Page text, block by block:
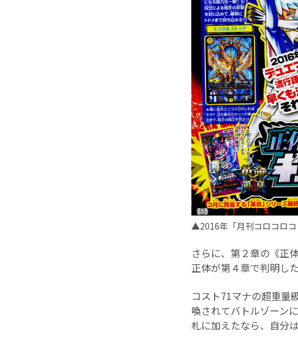
▲2016年「月刊コロコロコ
さらに、第２章の《正
正体が第４章で判明し
コスト71マナの超重量
喚されてバトルゾーン
札に加えたなら、自分